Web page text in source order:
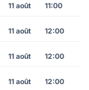
11 août 11:00
11 août 12:00
11 août 12:00
11 août 12:00